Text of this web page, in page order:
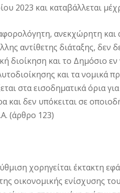
2023 και καταβάλλεται
ανεκχώρητη
αντίθετης διάταξης,
διοίκηση και το Δημόσιο
και τα νομικά
στα εισοδηματικά όρια
και δεν υπόκειται σε
(άρθρο 123)
χορηγείται έκτακτη
οικονομικής ενίσχυσης